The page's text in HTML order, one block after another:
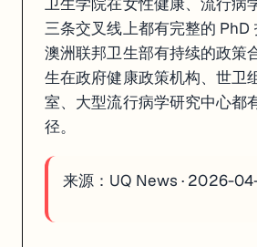
三条交叉线上都有完整的 PhD
澳洲联邦卫生部有持续的政策
生在政府健康政策机构、世卫
室、大型流行病学研究中心都
径。
来源： UQ News · 2026-